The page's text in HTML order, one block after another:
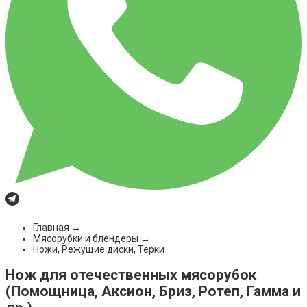
Главная →
Мясорубки и блендеры →
Ножи, Режущие диски, Терки
Нож для отечественных мясорубок
(Помощница, Аксион, Бриз, Ротеп, Гамма и